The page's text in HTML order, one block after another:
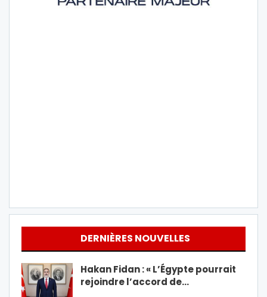
DERNIÈRES NOUVELLES
Hakan Fidan : « L’Égypte pourrait
rejoindre l’accord de…